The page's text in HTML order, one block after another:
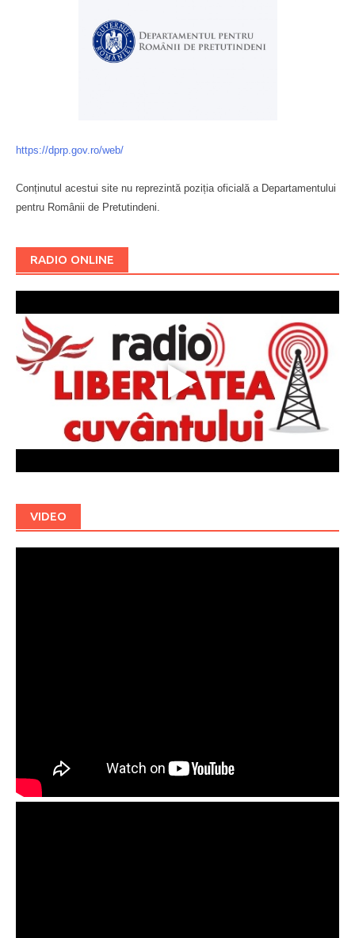
https://dprp.gov.ro/web/
Conținutul acestui site nu reprezintă poziția oficială a Departamentului
pentru Românii de Pretutindeni.
RADIO ONLINE
VIDEO